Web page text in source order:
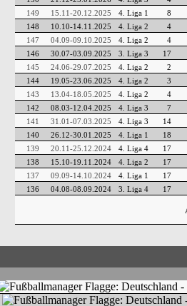
149
15.11-20.12.2025 4. Liga 1
8
148
10.10-14.11.2025 4. Liga 2
4
147
04.09-09.10.2025 4. Liga 2
4
146
30.07-03.09.2025 3. Liga 3
17
145
24.06-29.07.2025 4. Liga 2
2
144
19.05-23.06.2025 4. Liga 2
3
143
13.04-18.05.2025 4. Liga 2
4
142
08.03-12.04.2025 4. Liga 3
7
141
31.01-07.03.2025 4. Liga 3
14
140
26.12-30.01.2025 4. Liga 1
18
139
20.11-25.12.2024 4. Liga 4
17
138
15.10-19.11.2024 4. Liga 2
17
137
09.09-14.10.2024 4. Liga 1
17
136
04.08-08.09.2024 3. Liga 4 17